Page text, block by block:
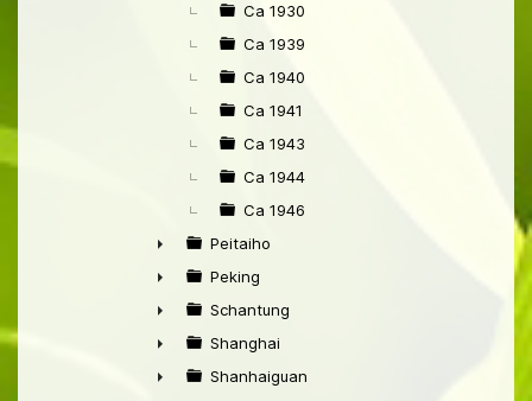
►
Ca 1930
Ca 1939
Ca 1940
Ca 1941
Ca 1943
Ca 1944
Ca 1946
►
Peitaiho
►
Peking
►
Schantung
►
Shanghai
Shanhaiguan